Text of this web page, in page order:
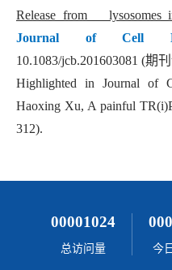
Release from lysosomes
Journal of Cell
10.1083/jcb.201603081 (期刊
Highlighted in Journal of
Haoxing Xu, A painful
312).
00001024
总访问量 今